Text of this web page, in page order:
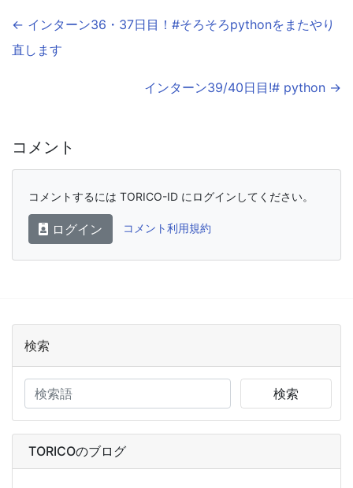
← インターン36・37日目！#そろそろpythonをまたやり
直します
インターン39/40日目!# python →
コメント
コメントするには TORICO-ID にログインしてください。
ログイン コメント利用規約
検索
検索
TORICOのブログ